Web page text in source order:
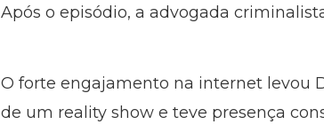
Após o episódio, a advogada
O forte engajamento na internet levou
de um reality show e teve presença